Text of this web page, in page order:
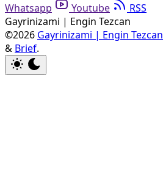
Whatsapp
Youtube
RSS
Gayrinizami | Engin Tezcan
©2026 Gayrinizami | Engin Tezcan
& Brief.